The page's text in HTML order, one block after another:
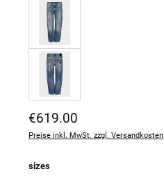
Regulärer Preis:
€619.00
Preise inkl. MwSt. zzgl. Versandkosten
sizesauswählen